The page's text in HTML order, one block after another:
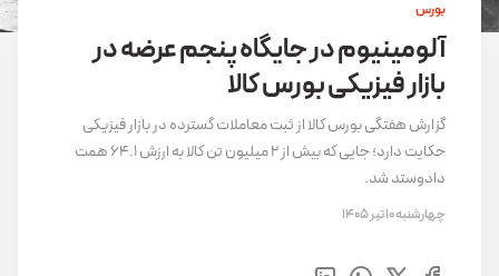
بورس
آلومینیوم در جایگاه پنجم عرضه در
بازار فیزیکی بورس کالا
گزارش هفتگی بورس کالا از ثبت معاملات گسترده در بازار فیزیکی
حکایت دارد؛ جایی که بیش از ۲ میلیون تن کالا به ارزش ۶۴.۱ همت
دادوستد شد.
چهارشنبه 10 تیر 1405